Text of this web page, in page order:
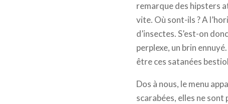
remarque des hipsters
vite. Où sont-ils ? A
d’insectes. S’est-on
perplexe, un brin
être ces satanées
Dos à nous, le menu
scarabées, elles ne